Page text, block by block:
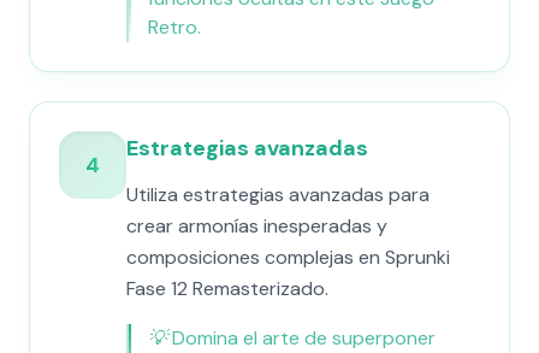
Retro.
4
Estrategias avanzadas
Utiliza estrategias avanzadas para
crear armonías inesperadas y
composiciones complejas en Sprunki
Fase 12 Remasterizado.
💡Domina el arte de superponer